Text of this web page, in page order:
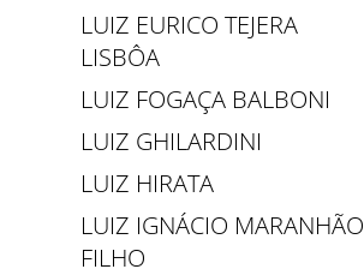
LUIZ EURICO TEJERA
LISBÔA
LUIZ FOGAÇA BALBONI
LUIZ GHILARDINI
LUIZ HIRATA
LUIZ IGNÁCIO MARANHÃO
FILHO